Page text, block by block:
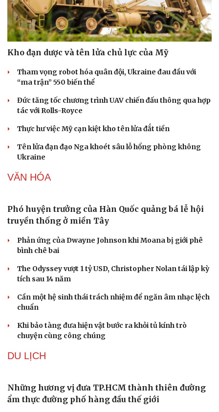
Dinh dưỡng - món ngon
Cây thuốc
Nhi khoa
Nam khoa
Phòng mạch online
Ăn sạch sống khỏe
Nhà đẹp
Kho đạn dược và tên lửa chủ lực của Mỹ
Tham vọng robot hóa quân đội, Ukraine đau đầu với
“ma trận” 550 biến thể
Đức tăng tốc chương trình UAV chiến đấu thông qua hợp
tác với Rolls-Royce
Thực hư việc Mỹ cạn kiệt kho tên lửa đắt tiền
Tên lửa đạn đạo Nga khoét sâu lỗ hổng phòng không
Ukraine
VĂN HÓA
truyền thống ở miền Tây
bình chê bai
tích sau 14 năm
Cần một hệ sinh thái trách nhiệm để ngăn âm nhạc lệch